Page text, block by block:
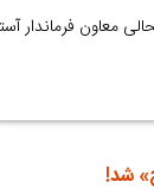
معاون فرماندار
شد!